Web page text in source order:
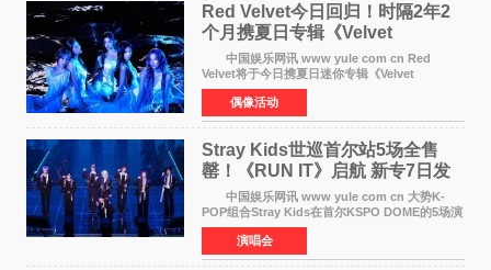
Red Velvet今日回归！时隔2年2
个月携夏日专辑《Velvet
Summer》重启完整体活动
中国娱乐网讯 www yule com cn Red
Velvet将于今日携夏日迷你专辑《Velvet
Summer》时隔2年2个月重启完整体活动。这张
于8月3日发行的专辑，主打柔和成熟氛围的夏日
音乐，收录了成员们想着
偶像活动
Stray Kids世巡首尔站5场全售
罄！《RUN IT》启航 新专7日发
中国娱乐网讯 www yule com cn 大势K-
POP组合Stray Kids在首尔KSPO DOME的5场演
唱会全部售罄，为新世界巡演拉开序幕。据所属
社JYP娱乐透露，Stray Kids于上月25至26日、
29日及本月1至2日
演唱会